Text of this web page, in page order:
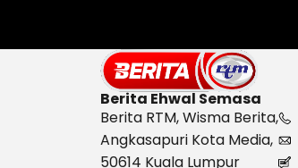
Berita Ehwal Semasa
Berita RTM, Wisma Berita,
Angkasapuri Kota Media,
50614 Kuala Lumpur